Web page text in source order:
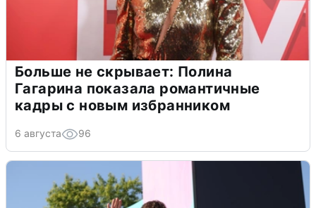
Больше не скрывает: Полина
Гагарина показала романтичные
кадры с новым избранником
6 августа 96